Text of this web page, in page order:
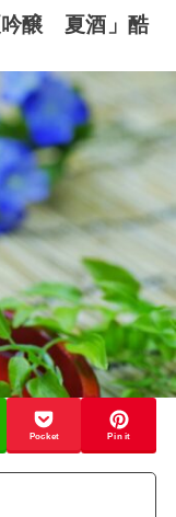
吟醸 夏酒」酷
Pocket Pin it